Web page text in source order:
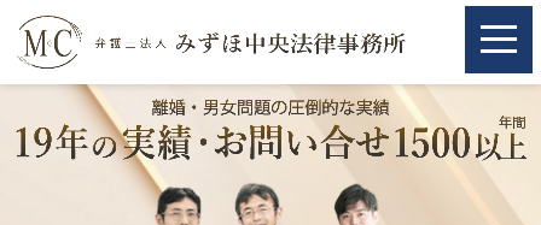
取扱分野
取扱分野